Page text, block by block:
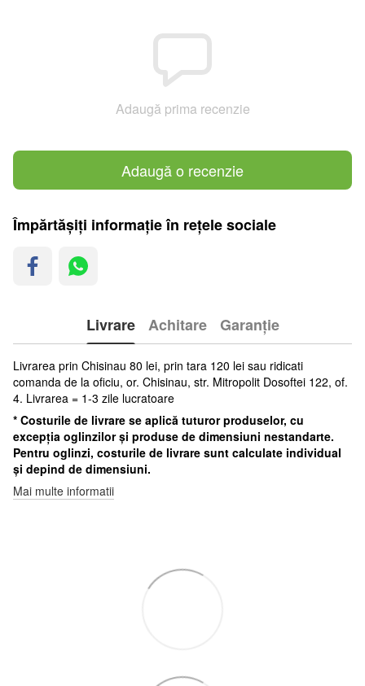
Adaugă prima recenzie
Adaugă o recenzie
Împărtășiți informație în rețele sociale
Livrare Achitare Garanție
Livrarea prin Chisinau 80 lei, prin tara 120 lei sau ridicati
comanda de la oficiu, or. Chisinau, str. Mitropolit Dosoftei 122, of.
4. Livrarea = 1-3 zile lucratoare
* Costurile de livrare se aplică tuturor produselor, cu
excepția oglinzilor și produse de dimensiuni nestandarte.
Pentru oglinzi, costurile de livrare sunt calculate individual
și depind de dimensiuni.
Mai multe informatii